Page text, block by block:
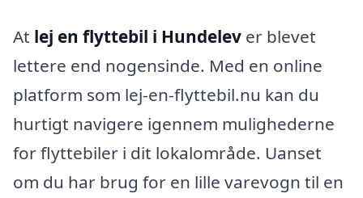
At lej en flyttebil i Hundelev er blevet
lettere end nogensinde. Med en online
platform som lej-en-flyttebil.nu kan du
hurtigt navigere igennem mulighederne
for flyttebiler i dit lokalområde. Uanset
om du har brug for en lille varevogn til en